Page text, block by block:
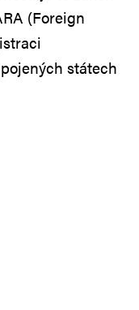
(Foreign
státech